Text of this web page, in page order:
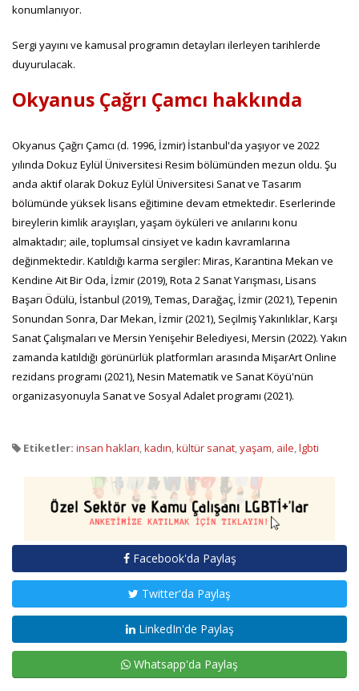
konumlanıyor.
Sergi yayını ve kamusal programın detayları ilerleyen tarihlerde
duyurulacak.
Okyanus Çağrı Çamcı hakkında
Okyanus Çağrı Çamcı (d. 1996, İzmir) İstanbul'da yaşıyor ve 2022
yılında Dokuz Eylül Üniversitesi Resim bölümünden mezun oldu. Şu
anda aktif olarak Dokuz Eylül Üniversitesi Sanat ve Tasarım
bölümünde yüksek lisans eğitimine devam etmektedir. Eserlerinde
bireylerin kimlik arayışları, yaşam öyküleri ve anılarını konu
almaktadır; aile, toplumsal cinsiyet ve kadın kavramlarına
değinmektedir. Katıldığı karma sergiler: Miras, Karantina Mekan ve
Kendine Ait Bir Oda, İzmir (2019), Rota 2 Sanat Yarışması, Lisans
Başarı Ödülü, İstanbul (2019), Temas, Darağaç, İzmir (2021), Tepenin
Sonundan Sonra, Dar Mekan, İzmir (2021), Seçilmiş Yakınlıklar, Karşı
Sanat Çalışmaları ve Mersin Yenişehir Belediyesi, Mersin (2022). Yakın
zamanda katıldığı görünürlük platformları arasında MişarArt Online
rezidans programı (2021), Nesin Matematik ve Sanat Köyü'nün
organizasyonuyla Sanat ve Sosyal Adalet programı (2021).
Etiketler: insan hakları,kadın,kültür sanat,yaşam, aile,lgbti
Facebook'da Paylaş
Twitter'da Paylaş
LinkedIn'de Paylaş
Whatsapp'da Paylaş